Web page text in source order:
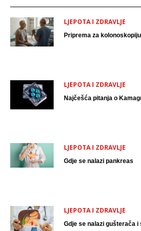
LJEPOTA I ZDRAVLJE
Priprema za kolonoskopiju
LJEPOTA I ZDRAVLJE
Najčešća pitanja o
LJEPOTA I ZDRAVLJE
Gdje se nalazi pankreas
LJEPOTA I ZDRAVLJE
Gdje se nalazi gušterača i